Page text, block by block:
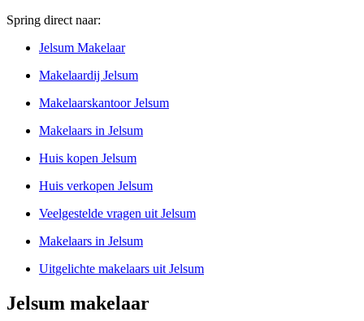
Spring direct naar:
Jelsum Makelaar
Makelaardij Jelsum
Makelaarskantoor Jelsum
Makelaars in Jelsum
Huis kopen Jelsum
Huis verkopen Jelsum
Veelgestelde vragen uit Jelsum
Makelaars in Jelsum
Uitgelichte makelaars uit Jelsum
Jelsum makelaar